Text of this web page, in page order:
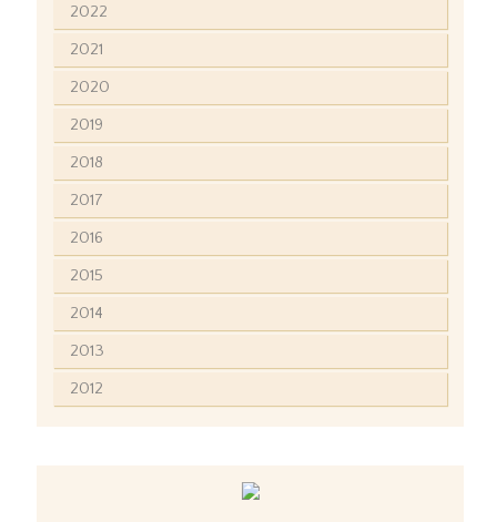
2022
2021
2020
2019
2018
2017
2016
2015
2014
2013
2012